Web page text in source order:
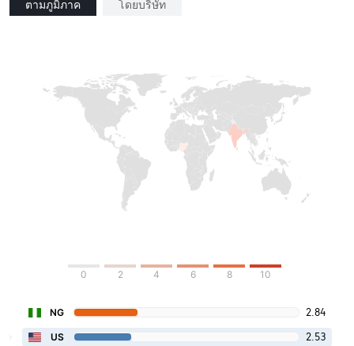
ตามภูมิภาค โดยบริษัท
0 2 4 6 8 10
NG 2.84
US 2.53